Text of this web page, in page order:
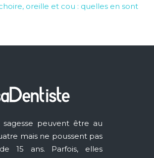
oreille et cou : quelles en sont
peuvent être au
mais ne poussent pas
15 ans. Parfois, elles